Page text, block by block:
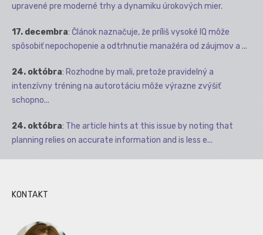
upravené pre moderné trhy a dynamiku úrokových mier.
17. decembra: Článok naznačuje, že príliš vysoké IQ môže
spôsobiť nepochopenie a odtrhnutie manažéra od záujmov a ...
24. októbra: Rozhodne by mali, pretože pravidelný a
intenzívny tréning na autorotáciu môže výrazne zvýšiť
schopno...
24. októbra: The article hints at this issue by noting that
planning relies on accurate information and is less e...
KONTAKT